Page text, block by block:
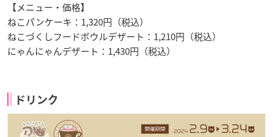
【メニュー・価格】
ねこパンケーキ：1,320円（税込）
ねこづくしフードボウルデザート：1,210円（税込）
にゃんにゃんデザート：1,430円（税込）
ドリンク